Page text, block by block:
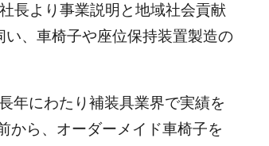
長より事業説明と地域社会貢献
、車椅子や座位保持装置製造の
年にわたり補装具業界で実績を
から、オーダーメイド車椅子を